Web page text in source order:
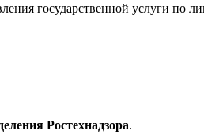
государственной услуги по
Ростехнадзора.